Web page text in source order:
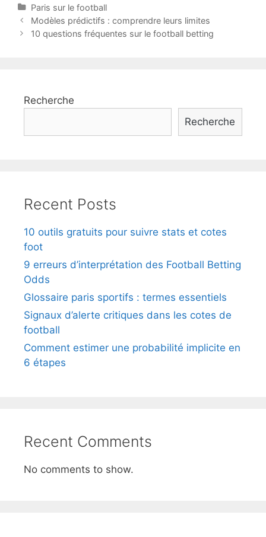
Categories
Paris sur le football
Post
navigation
Modèles prédictifs : comprendre leurs limites
10 questions fréquentes sur le football betting
Recherche
Recherche
Recent Posts
10 outils gratuits pour suivre stats et cotes
foot
9 erreurs d’interprétation des Football Betting
Odds
Glossaire paris sportifs : termes essentiels
Signaux d’alerte critiques dans les cotes de
football
Comment estimer une probabilité implicite en
6 étapes
Recent Comments
No comments to show.